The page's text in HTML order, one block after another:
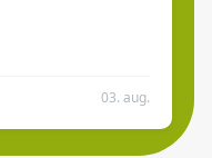
03. aug.